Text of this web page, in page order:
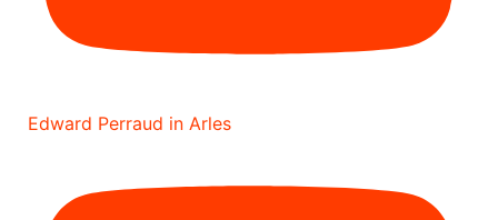
Edward Perraud in Arles